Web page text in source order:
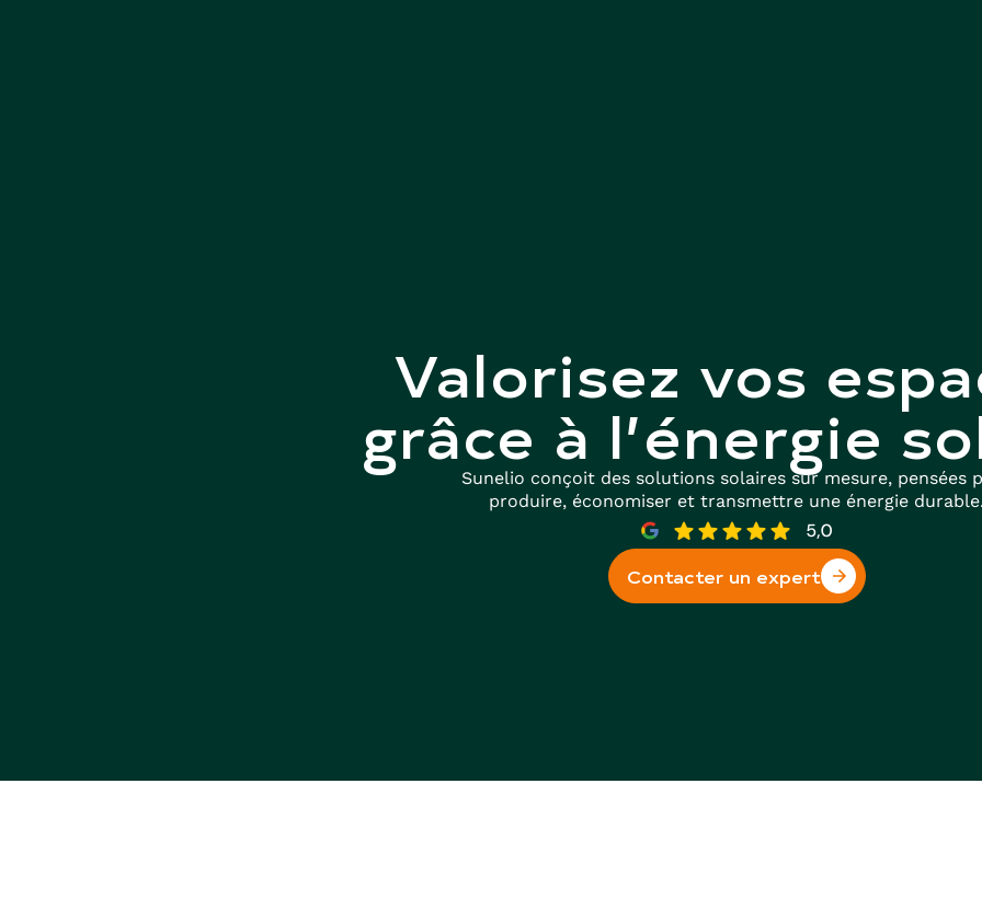
Valorisez vos
grâce à l’énergie
Sunelio conçoit des solutions solaires sur mesure, pensées
produire, économiser et transmettre une énergie
Contacter un expert